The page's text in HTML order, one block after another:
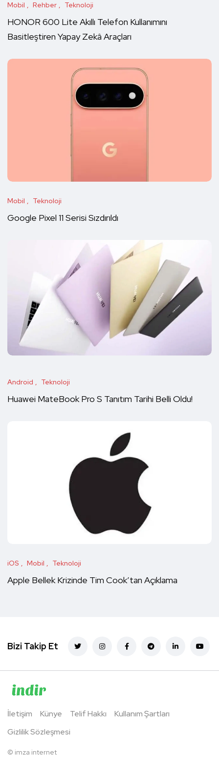
Mobil Rehber Teknoloji
HONOR 600 Lite Akıllı Telefon Kullanımını
Basitleştiren Yapay Zekâ Araçları
Mobil Teknoloji
Google Pixel 11 Serisi Sızdırıldı
Android Teknoloji
Huawei MateBook Pro S Tanıtım Tarihi Belli Oldu!
iOS Mobil Teknoloji
Apple Bellek Krizinde Tim Cook’tan Açıklama
Bizi Takip Et
İletişim Künye Telif Hakkı
Kullanım Şartları
Gizlilik Sözleşmesi
© imza internet